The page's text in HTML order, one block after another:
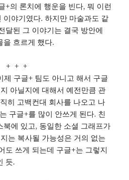
+의 론치에 행운을 빈다, 뭐 이런
이야기였다. 하지만 마술과도 같
달된 그 이야기는 결국 방안에
을 흐르게 했다.
+ + +
제 구글+ 팀도 아니고 해서 구글
아닐지에 대해서 예전만큼 관
히 고백컨대 회사를 나오고 나
구글+를 많이 안쓰게 된다. 친
북에 있고, 동일한 소셜 그래프가
는 복사될 가능성은 거의 없는
도 쓰게 되는데 구글+는 그렇지
듯.